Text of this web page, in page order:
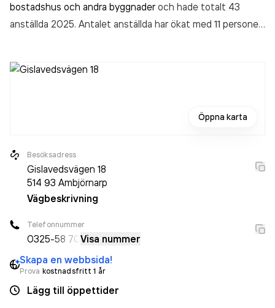
bostadshus och andra byggnaderoch hade totalt 43
anställda 2025. Antalet anställda har ökat med 11 personer
Vibovillan i Ambjörnarp AB
Öppna karta
Besöksadress
Gislavedsvägen 18
514 93 Ambjörnarp
Vägbeskrivning
Telefonnummer
0325-58 70 Visa nummer
Skapa en webbsida!
Prova kostnadsfritt 1 år
Lägg till öppettider